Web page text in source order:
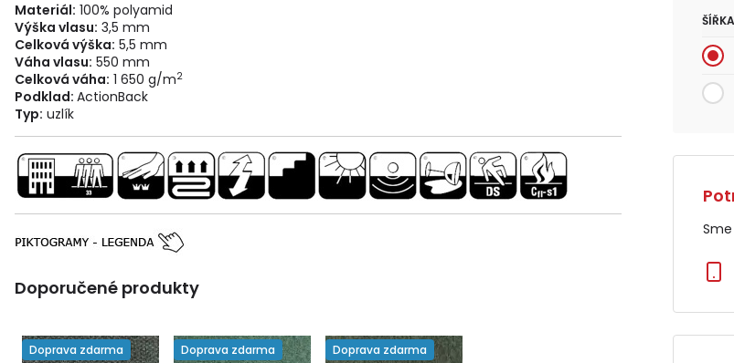
Materiál: 100% polyamid
Výška vlasu: 3,5 mm
Celková výška: 5,5 mm
Váha vlasu: 550 mm
Celková váha: 1 650 g/m2
Podklad: ActionBack
Typ: uzlík
Doporučené produkty
Doprava zdarma Doprava zdarma Doprava zdarma
ŠÍŘKA